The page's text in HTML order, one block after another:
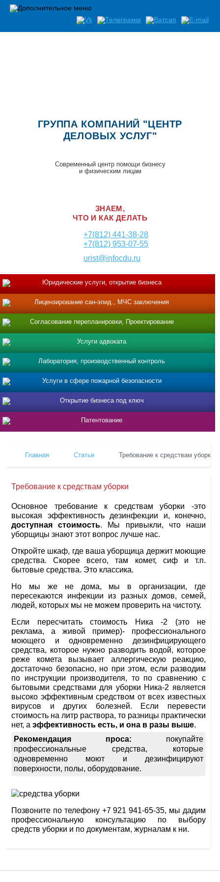
Список документов необходимых при открытии бизнеса
ГРУППА КОМПАНИЙ "ЦЕНТР
ДЕЛОВЫХ УСЛУГ"
Современный центр помощи бизнесу
и физическим лицам
ЗНАЕМ,
ЧТО И КАК ДЕЛАТЬ
+7(812) 441-38-28
+7(812) 953-07-55
urist@infocdu.ru
Юридические услуги, открытие бизнеса
Лицензирование сан-эпид., МЧС заключения
Согласование перепланировки, Проектирование
Услуги адвоката
Лаборатория, производственный контроль
Услуги в сфере пожарной безопасности
Открытие бизнеса под ключ
Патентование
Главная Статьи Требование к средствам уборки
Требование к средствам уборки
Основное требование к средствам уборки -это
высокая эффективность дезинфекции и, конечно,
доступная стоимость. Мы привыкли, что наши
уборщицы знают этот вопрос лучше нас.
Откройте шкаф, где ваша уборщица держит моющие
средства. Скорее всего, там комет, сиф и т.п.
бытовые средства. Это классика.
Но мы же не дома, мы в организации, где
пересекаются инфекции из разных домов, семей,
людей, которых мы не можем проверить на чистоту.
Если пересчитать стоимость Ника -2 (это не
реклама, а живой пример)- профессионального
моющего и одновременно дезинфицирующего
средства, которое нужно разводить водой, которое
реже комета вызывает аллергическую реакцию,
достаточно безопасно, но при этом, если разводим
по инструкции производителя, то по сравнению с
бытовыми средствами для уборки Ника-2 является
высоко эффективным средством от всех известных
вирусов и других болезней. Если перевести
стоимость на литр раствора, то разницы практически
нет, а эффективность есть, и она в разы выше.
Рекомендация проса: покупайте
профессиональные средства, которые
одновременно моют и дезинфицируют
поверхности, полы, оборудование.
Позвоните по телефону +7 921 941-65-35, мы дадим
профессиональную консультацию по выбору
средств уборки и по документам, журналам к ни.